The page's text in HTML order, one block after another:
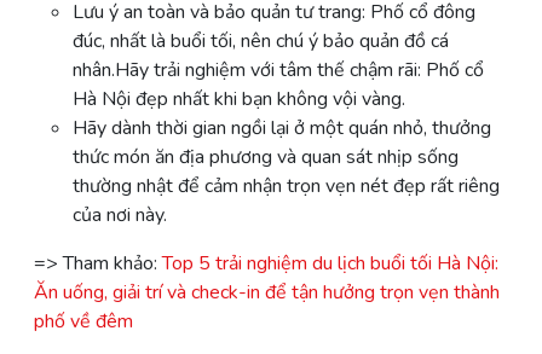
Lưu ý an toàn và bảo quản tư trang: Phố cổ đông
đúc, nhất là buổi tối, nên chú ý bảo quản đồ cá
nhân.Hãy trải nghiệm với tâm thế chậm rãi: Phố cổ
Hà Nội đẹp nhất khi bạn không vội vàng.
Hãy dành thời gian ngồi lại ở một quán nhỏ, thưởng
thức món ăn địa phương và quan sát nhịp sống
thường nhật để cảm nhận trọn vẹn nét đẹp rất riêng
của nơi này.
=> Tham khảo:Top 5 trải nghiệm du lịch buổi tối Hà Nội:
Ăn uống, giải trí và check-in để tận hưởng trọn vẹn thành
phố về đêm